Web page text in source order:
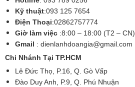
Kỹ thuật:093 125 7654
Điện Thoại:02862757774
Giờ làm việc :8:00 – 18:00 (T2 – CN)
Gmail : dienlanhdoangia@gmail.com
Chi Nhánh Tại TP.HCM
Lê Đức Thọ, P.16, Q. Gò Vấp
Đào Duy Anh, P.9, Q. Phú Nhuận